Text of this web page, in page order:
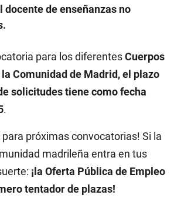
docente de enseñanzas no
para los diferentesCuerpos
Comunidad de Madrid, el plazo
solicitudes tiene como fecha
.
para próximas convocatorias! Si la
madrileña entra en tus
¡la Oferta Pública de Empleo
tentador de plazas!